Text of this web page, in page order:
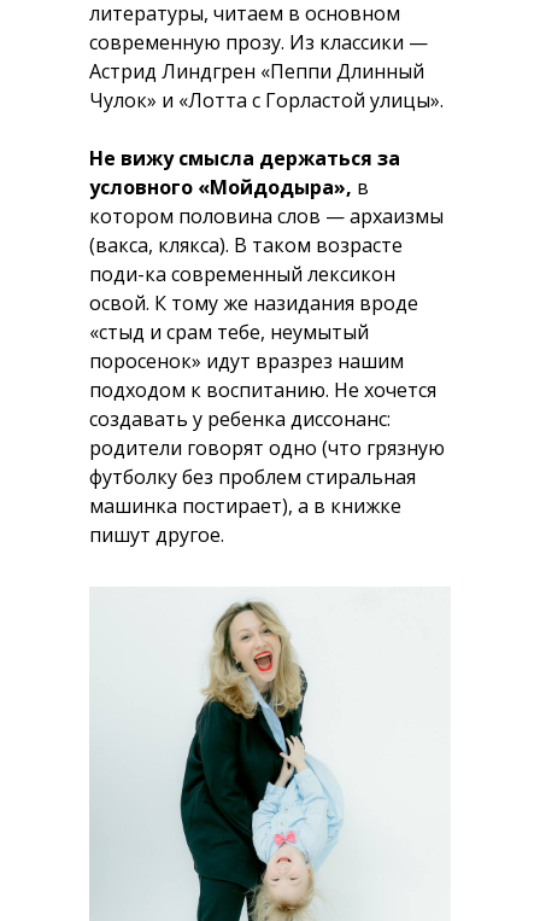
литературы, читаем в основном
современную прозу. Из классики —
Астрид Линдгрен «Пеппи Длинный
Чулок» и «Лотта с Горластой улицы».
Не вижу смысла держаться за
условного «Мойдодыра», в
котором половина слов — архаизмы
(вакса, клякса). В таком возрасте
поди-ка современный лексикон
освой. К тому же назидания вроде
«стыд и срам тебе, неумытый
поросенок» идут вразрез нашим
подходом к воспитанию. Не хочется
создавать у ребенка диссонанс:
родители говорят одно (что грязную
футболку без проблем стиральная
машинка постирает), а в книжке
пишут другое.